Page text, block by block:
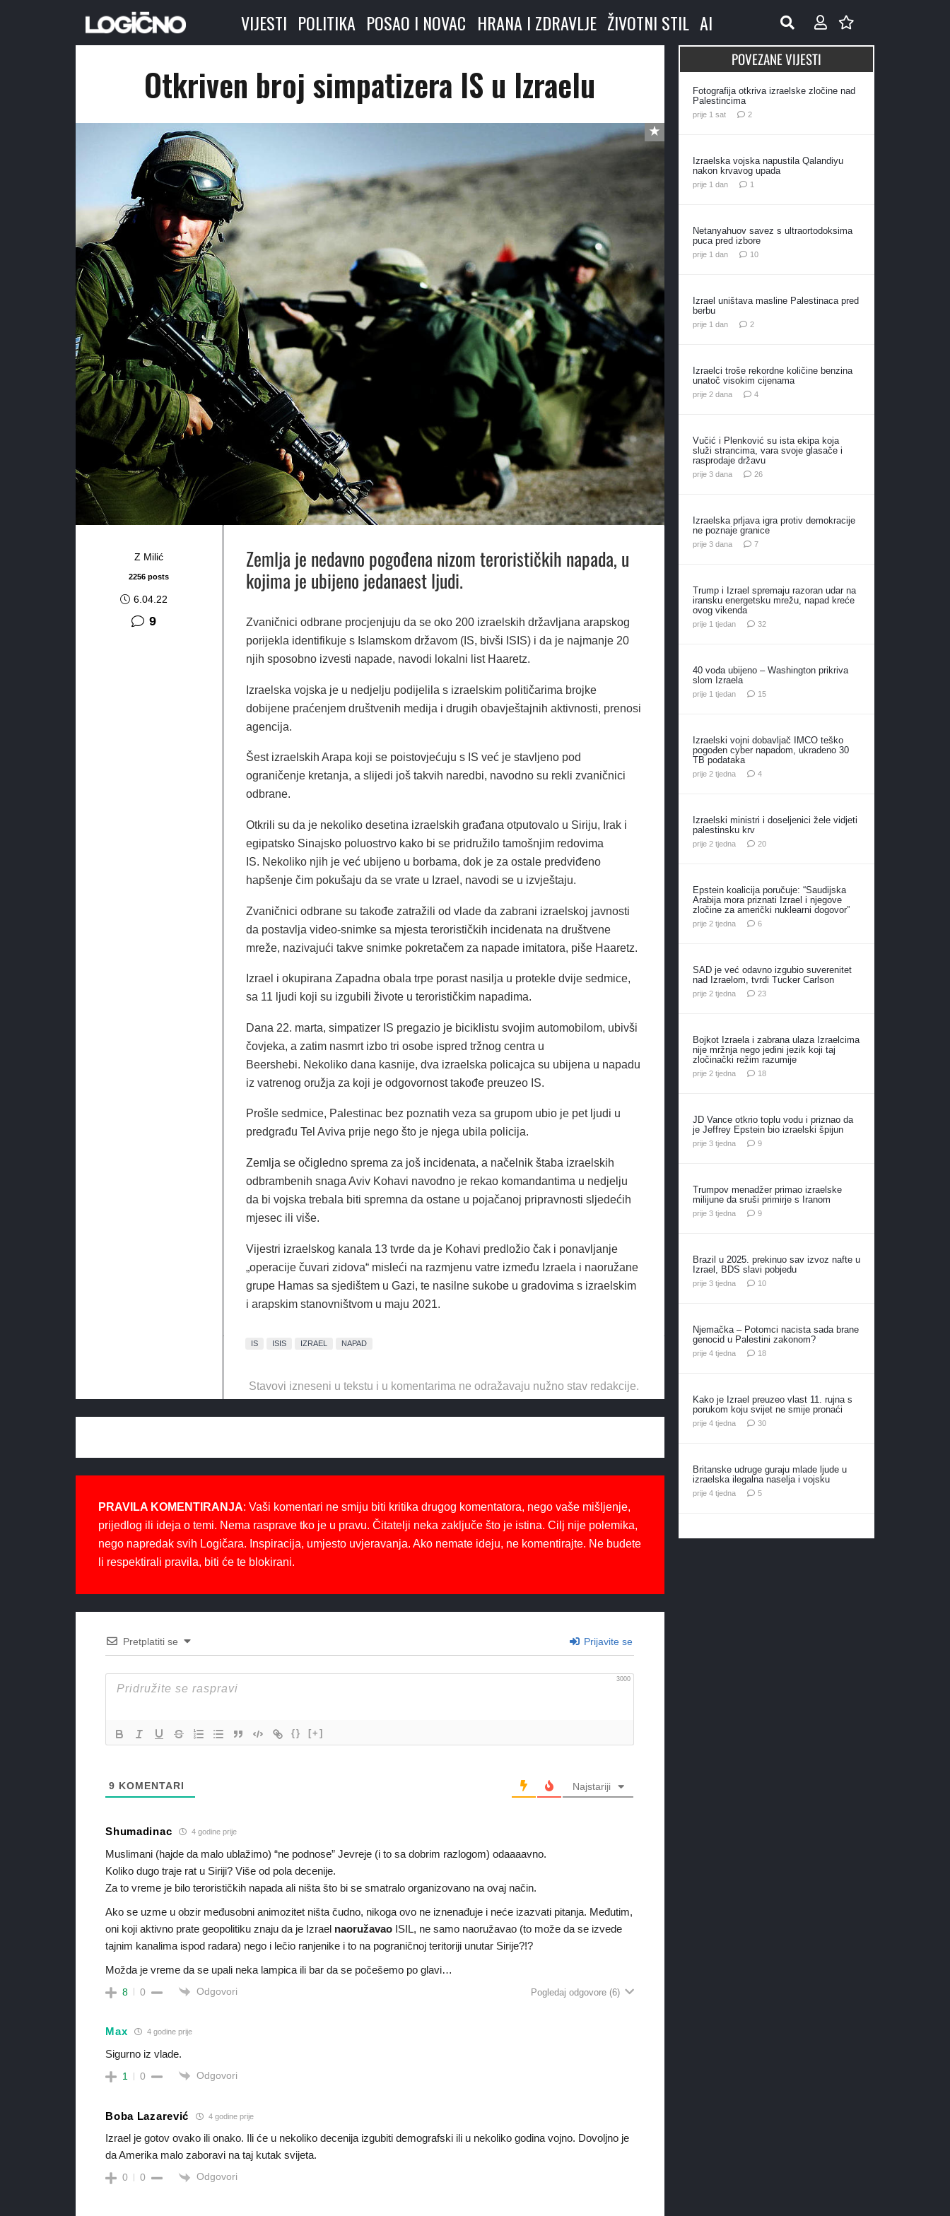
VIJESTI POLITIKA POSAO I NOVAC HRANA I ZDRAVLJE ŽIVOTNI STIL AI
Otkriven broj simpatizera IS u Izraelu
Z Milić
2256 posts
6.04.22
9komentara
Zemlja je nedavno pogođena nizom terorističkih napada, u
kojima je ubijeno jedanaest ljudi.
Zvaničnici odbrane procjenjuju da se oko 200 izraelskih državljana arapskog
porijekla identifikuje s Islamskom državom (IS, bivši ISIS) i da je najmanje 20
njih sposobno izvesti napade, navodi lokalni list Haaretz.
Izraelska vojska je u nedjelju podijelila s izraelskim političarima brojke
dobijene praćenjem društvenih medija i drugih obavještajnih aktivnosti, prenosi
agencija.
Šest izraelskih Arapa koji se poistovjećuju s IS već je stavljeno pod
ograničenje kretanja, a slijedi još takvih naredbi, navodno su rekli zvaničnici
odbrane.
Otkrili su da je nekoliko desetina izraelskih građana otputovalo u Siriju, Irak i
egipatsko Sinajsko poluostrvo kako bi se pridružilo tamošnjim redovima
IS. Nekoliko njih je već ubijeno u borbama, dok je za ostale predviđeno
hapšenje čim pokušaju da se vrate u Izrael, navodi se u izvještaju.
Zvaničnici odbrane su takođe zatražili od vlade da zabrani izraelskoj javnosti
da postavlja video-snimke sa mjesta terorističkih incidenata na društvene
mreže, nazivajući takve snimke pokretačem za napade imitatora, piše Haaretz.
Izrael i okupirana Zapadna obala trpe porast nasilja u protekle dvije sedmice,
sa 11 ljudi koji su izgubili živote u terorističkim napadima.
Dana 22. marta, simpatizer IS pregazio je biciklistu svojim automobilom, ubivši
čovjeka, a zatim nasmrt izbo tri osobe ispred tržnog centra u
Beershebi. Nekoliko dana kasnije, dva izraelska policajca su ubijena u napadu
iz vatrenog oružja za koji je odgovornost takođe preuzeo IS.
Prošle sedmice, Palestinac bez poznatih veza sa grupom ubio je pet ljudi u
predgrađu Tel Aviva prije nego što je njega ubila policija.
Zemlja se očigledno sprema za još incidenata, a načelnik štaba izraelskih
odbrambenih snaga Aviv Kohavi navodno je rekao komandantima u nedjelju
da bi vojska trebala biti spremna da ostane u pojačanoj pripravnosti sljedećih
mjesec ili više.
Vijestri izraelskog kanala 13 tvrde da je Kohavi predložio čak i ponavljanje
„operacije čuvari zidova“ misleći na razmjenu vatre između Izraela i naoružane
grupe Hamas sa sjedištem u Gazi, te nasilne sukobe u gradovima s izraelskim
i arapskim stanovništvom u maju 2021.
IS ISIS IZRAEL NAPAD
Stavovi izneseni u tekstu i u komentarima ne odražavaju nužno stav redakcije.
PRAVILA KOMENTIRANJA: Vaši komentari ne smiju biti kritika drugog komentatora, nego vaše mišljenje,
prijedlog ili ideja o temi. Nema rasprave tko je u pravu. Čitatelji neka zaključe što je istina. Cilj nije polemika,
nego napredak svih Logičara. Inspiracija, umjesto uvjeravanja. Ako nemate ideju, ne komentirajte. Ne budete
li respektirali pravila, biti će te blokirani.
Pretplatiti se Prijavite se
3000
{} [+]
9 KOMENTARI Najstariji
Shumadinac 4 godine prije
Muslimani (hajde da malo ublažimo) “ne podnose” Jevreje (i to sa dobrim razlogom) odaaaavno.
Koliko dugo traje rat u Siriji? Više od pola decenije.
Za to vreme je bilo terorističkih napada ali ništa što bi se smatralo organizovano na ovaj način.
Ako se uzme u obzir međusobni animozitet ništa čudno, nikoga ovo ne iznenađuje i neće izazvati pitanja. Međutim,
oni koji aktivno prate geopolitiku znaju da je Izrael naoružavao ISIL, ne samo naoružavao (to može da se izvede
tajnim kanalima ispod radara) nego i lečio ranjenike i to na pograničnoj teritoriji unutar Sirije?!?
Možda je vreme da se upali neka lampica ili bar da se počešemo po glavi…
8 0 Odgovori Pogledaj odgovore (6)
Max 4 godine prije
Sigurno iz vlade.
1 0 Odgovori
Boba Lazarević 4 godine prije
Izrael je gotov ovako ili onako. Ili će u nekoliko decenija izgubiti demografski ili u nekoliko godina vojno. Dovoljno je
da Amerika malo zaboravi na taj kutak svijeta.
0 0 Odgovori
POVEZANE VIJESTI
Fotografija otkriva izraelske zločine nad
Palestincima
prije 1 sat 2komentara
Izraelska vojska napustila Qalandiyu
nakon krvavog upada
prije 1 dan 1
Netanyahuov savez s ultraortodoksima
puca pred izbore
prije 1 dan 10komentara
Izrael uništava masline Palestinaca pred
berbu
prije 1 dan 2komentara
Izraelci troše rekordne količine benzina
unatoč visokim cijenama
prije 2 dana 4komentara
Vučić i Plenković su ista ekipa koja
služi strancima, vara svoje glasače i
rasprodaje državu
prije 3 dana 26komentara
Izraelska prljava igra protiv demokracije
ne poznaje granice
prije 3 dana 7komentara
Trump i Izrael spremaju razoran udar na
iransku energetsku mrežu, napad kreće
ovog vikenda
prije 1 tjedan 32komentara
40 vođa ubijeno – Washington prikriva
slom Izraela
prije 1 tjedan 15komentara
Izraelski vojni dobavljač IMCO teško
pogođen cyber napadom, ukradeno 30
TB podataka
prije 2 tjedna 4komentara
Izraelski ministri i doseljenici žele vidjeti
palestinsku krv
prije 2 tjedna 20komentara
Epstein koalicija poručuje: “Saudijska
Arabija mora priznati Izrael i njegove
zločine za američki nuklearni dogovor”
prije 2 tjedna 6komentara
SAD je već odavno izgubio suverenitet
nad Izraelom, tvrdi Tucker Carlson
prije 2 tjedna 23komentara
Bojkot Izraela i zabrana ulaza Izraelcima
nije mržnja nego jedini jezik koji taj
zločinački režim razumije
prije 2 tjedna 18komentara
JD Vance otkrio toplu vodu i priznao da
je Jeffrey Epstein bio izraelski špijun
prije 3 tjedna 9komentara
Trumpov menadžer primao izraelske
milijune da sruši primirje s Iranom
prije 3 tjedna 9komentara
Brazil u 2025. prekinuo sav izvoz nafte u
Izrael, BDS slavi pobjedu
prije 3 tjedna 10komentara
Njemačka – Potomci nacista sada brane
genocid u Palestini zakonom?
prije 4 tjedna 18komentara
Kako je Izrael preuzeo vlast 11. rujna s
porukom koju svijet ne smije pronaći
prije 4 tjedna 30komentara
Britanske udruge guraju mlade ljude u
izraelska ilegalna naselja i vojsku
prije 4 tjedna 5komentara